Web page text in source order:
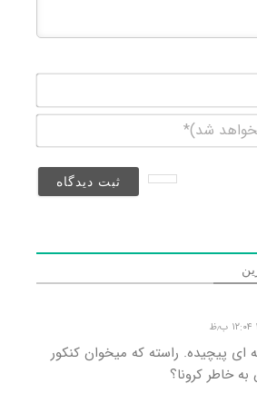
(منتشر
ای پیچیده. راسته که میخوان کنکور
خاطر کرونا؟